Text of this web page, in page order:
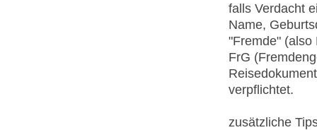
falls Verdacht
Name,
"Fremde" (also
FrG
verpflichtet.
zusätzliche